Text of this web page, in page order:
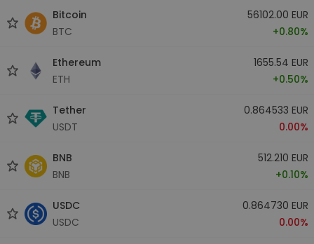
Bitcoin
BTC
56102.00 EUR
+0.80%
Ethereum
ETH
1655.54 EUR
+0.50%
Tether
USDT
0.864533 EUR
0.00%
BNB
BNB
512.210 EUR
+0.10%
USDC
USDC
0.864730 EUR
0.00%